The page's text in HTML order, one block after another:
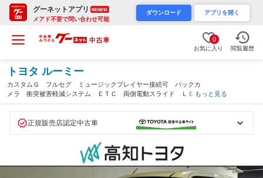
グーネットアプリ RENEW
メアド不要で問い合わせ可能
ダウンロード アプリを開く
0
お気に入り 閲覧履歴
トヨタ ルーミー
カスタムＧ フルセグ ミュージックプレイヤー接続可 バックカ
メラ 衝突被害軽減システム ＥＴＣ 両側電動スライド ＬＥＤ
ヘッドランプ ウオークスルー ワンオーナー アイドリングスト
もっと見る
正規販売店認定中古車